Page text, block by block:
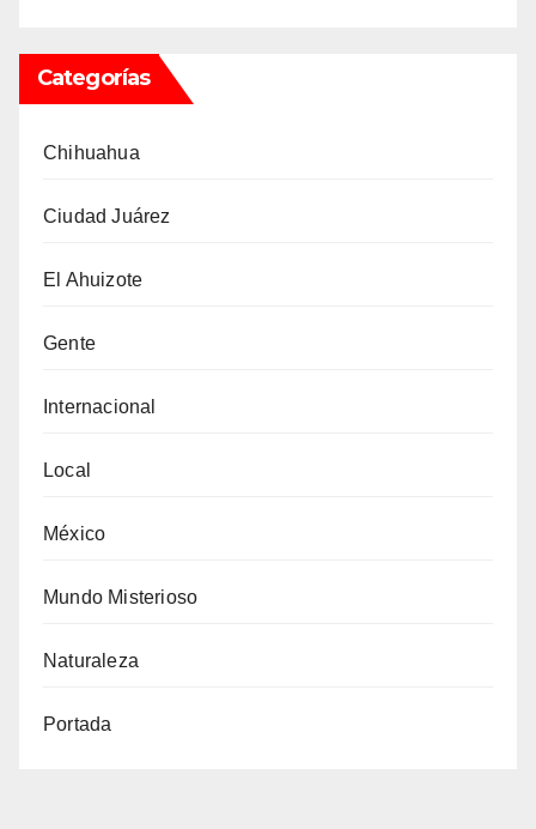
Categorías
Chihuahua
Ciudad Juárez
El Ahuizote
Gente
Internacional
Local
México
Mundo Misterioso
Naturaleza
Portada